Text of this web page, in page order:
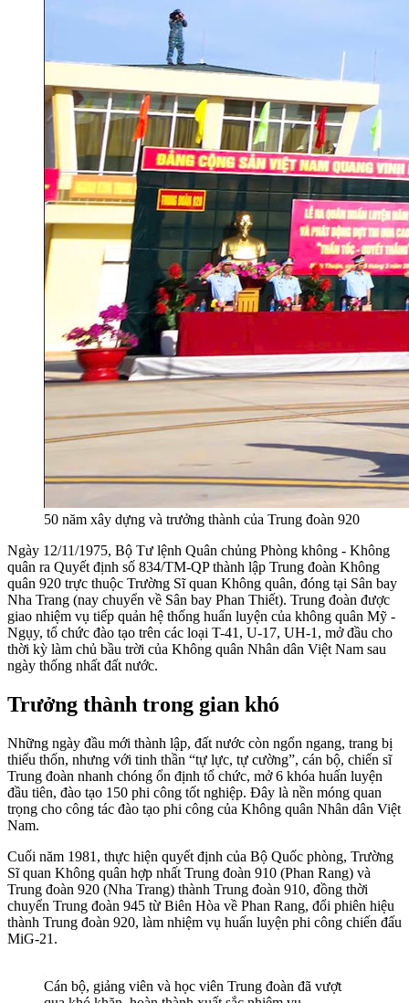
50 năm xây dựng và trưởng thành của Trung đoàn 920
Ngày 12/11/1975, Bộ Tư lệnh Quân chủng Phòng không - Không
quân ra Quyết định số 834/TM-QP thành lập Trung đoàn Không
quân 920 trực thuộc Trường Sĩ quan Không quân, đóng tại Sân bay
Nha Trang (nay chuyển về Sân bay Phan Thiết). Trung đoàn được
giao nhiệm vụ tiếp quản hệ thống huấn luyện của không quân Mỹ -
Ngụy, tổ chức đào tạo trên các loại T-41, U-17, UH-1, mở đầu cho
thời kỳ làm chủ bầu trời của Không quân Nhân dân Việt Nam sau
ngày thống nhất đất nước.
Trưởng thành trong gian khó
Những ngày đầu mới thành lập, đất nước còn ngổn ngang, trang bị
thiếu thốn, nhưng với tinh thần “tự lực, tự cường”, cán bộ, chiến sĩ
Trung đoàn nhanh chóng ổn định tổ chức, mở 6 khóa huấn luyện
đầu tiên, đào tạo 150 phi công tốt nghiệp. Đây là nền móng quan
trọng cho công tác đào tạo phi công của Không quân Nhân dân Việt
Nam.
Cuối năm 1981, thực hiện quyết định của Bộ Quốc phòng, Trường
Sĩ quan Không quân hợp nhất Trung đoàn 910 (Phan Rang) và
Trung đoàn 920 (Nha Trang) thành Trung đoàn 910, đồng thời
chuyển Trung đoàn 945 từ Biên Hòa về Phan Rang, đổi phiên hiệu
thành Trung đoàn 920, làm nhiệm vụ huấn luyện phi công chiến đấu
MiG-21.
Cán bộ, giảng viên và học viên Trung đoàn đã vượt